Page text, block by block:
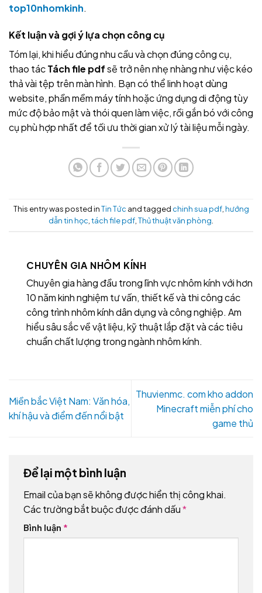
top10nhomkinh.
Kết luận và gợi ý lựa chọn công cụ
Tóm lại, khi hiểu đúng nhu cầu và chọn đúng công cụ,
thao tácTách file pdfsẽ trở nên nhẹ nhàng như việc kéo
thả vài tệp trên màn hình. Bạn có thể linh hoạt dùng
website, phần mềm máy tính hoặc ứng dụng di động tùy
mức độ bảo mật và thói quen làm việc, rồi gắn bó với công
cụ phù hợp nhất để tối ưu thời gian xử lý tài liệu mỗi ngày.
This entry was posted inTin Tức and tagged chinh sua pdf,hướng
dẫn tin học,tách file pdf,Thủ thuật văn phòng.
CHUYÊN GIA NHÔM KÍNH
Chuyên gia hàng đầu trong lĩnh vực nhôm kính với hơn
10 năm kinh nghiệm tư vấn, thiết kế và thi công các
công trình nhôm kính dân dụng và công nghiệp. Am
hiểu sâu sắc về vật liệu, kỹ thuật lắp đặt và các tiêu
chuẩn chất lượng trong ngành nhôm kính.
Miền bắc Việt Nam: Văn hóa,
khí hậu và điểm đến nổi bật
Thuvienmc. com kho addon
Minecraft miễn phí cho
game thủ
Để lại một bình luận
Email của bạn sẽ không được hiển thị công khai.
Các trường bắt buộc được đánh dấu*
Bình luận *